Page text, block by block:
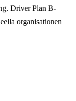
Driver Plan B-
organisationen